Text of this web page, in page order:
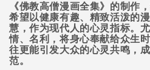
《佛教高僧漫画全集》的制作
希望以健康有趣、精致活泼的
慧，作为现代人的心灵指标。
情、名利，将身心奉献给众生
往更能引发大众的心灵共鸣，
范。